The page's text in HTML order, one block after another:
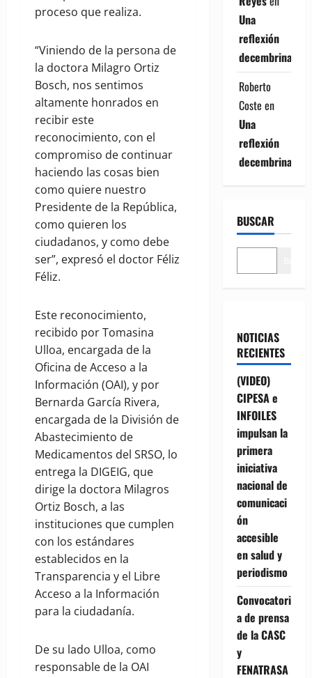
proceso que realiza.
“Viniendo de la persona de
la doctora Milagro Ortiz
Bosch, nos sentimos
altamente honrados en
recibir este
reconocimiento, con el
compromiso de continuar
haciendo las cosas bien
como quiere nuestro
Presidente de la República,
como quieren los
ciudadanos, y como debe
ser”, expresó el doctor Féliz
Féliz.
Este reconocimiento,
recibido por Tomasina
Ulloa, encargada de la
Oficina de Acceso a la
Información (OAI), y por
Bernarda García Rivera,
encargada de la División de
Abastecimiento de
Medicamentos del SRSO, lo
entrega la DIGEIG, que
dirige la doctora Milagros
Ortiz Bosch, a las
instituciones que cumplen
con los estándares
establecidos en la
Transparencia y el Libre
Acceso a la Información
para la ciudadanía.
De su lado Ulloa, como
responsable de la OAI
Una
reflexión
decembrina
Roberto
Coste en
Una
reflexión
decembrina
BUSCAR
NOTICIAS
RECIENTES
(VIDEO)
CIPESA e
INFOILES
impulsan la
primera
iniciativa
nacional de
comunicaci
ón
accesible
en salud y
periodismo
Convocatori
a de prensa
de la CASC
y
FENATRASA